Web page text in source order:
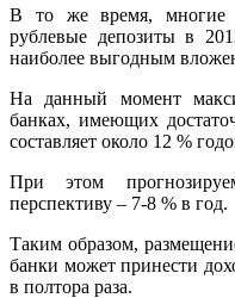
В то же время, многие
рублевые депозиты в
наиболее выгодным
На данный момент
банках, имеющих
составляет около 12 %
При этом
перспективу – 7-8 % в год.
Таким образом,
банки может принести
в полтора раза.